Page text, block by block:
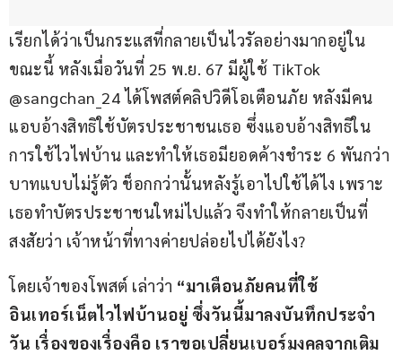
เรียกได้ว่าเป็นกระแสที่กลายเป็นไวรัลอย่างมากอยู่ใน
ขณะนี้ หลังเมื่อวันที่ 25 พ.ย. 67 มีผู้ใช้ TikTok
@sangchan_24 ได้โพสต์คลิปวิดีโอเตือนภัย หลังมีคน
แอบอ้างสิทธิใช้บัตรประชาชนเธอ ซึ่งแอบอ้างสิทธิใน
การใช้ไวไฟบ้าน และทำให้เธอมียอดค้างชำระ 6 พันกว่า
บาทแบบไม่รู้ตัว ช็อกกว่านั้นหลังรู้เอาไปใช้ได้ไง เพราะ
เธอทำบัตรประชาชนใหม่ไปแล้ว จึงทำให้กลายเป็นที่
สงสัยว่า เจ้าหน้าที่ทางค่ายปล่อยไปได้ยังไง?
โดยเจ้าของโพสต์ เล่าว่า “มาเตือนภัยคนที่ใช้
อินเทอร์เน็ตไวไฟบ้านอยู่ ซึ่งวันนี้มาลงบันทึกประจำ
วัน เรื่องของเรื่องคือ เราขอเปลี่ยนเบอร์มงคลจากเติม